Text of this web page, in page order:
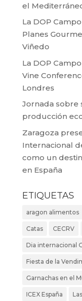
el
La DOP
Planes
Viñedo
La DOP
Vine
Londres
Jornada sobre
producción
Zaragoza
Internacional
como un
en España
ETIQUETAS
aragon alimentos
Catas CECRV
Dia internacional
Fiesta de la
Garnachas en el
ICEX España